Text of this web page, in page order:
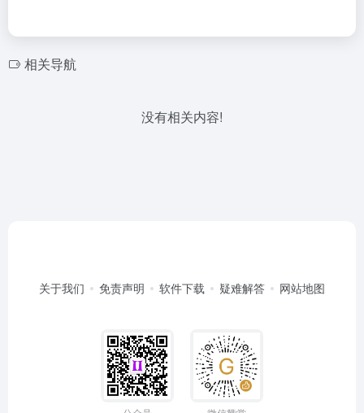
相关导航
没有相关内容!
关于我们 免责声明 软件下载 疑难解答 网站地图